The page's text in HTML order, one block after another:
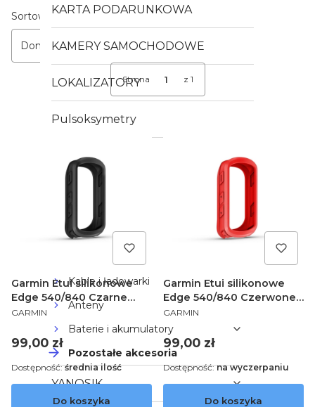
KARTA PODARUNKOWA
KAMERY SAMOCHODOWE
LOKALIZATORY
Pulsoksymetry
AKCESORIA
Folie ochronne
Pokrowce
Czujniki
Kable i ładowarki
Anteny
Baterie i akumulatory
Pozostałe akcesoria
YANOSIK
Lista produktów
Sortowanie:
Domyślne
Strona z 1
Garmin Etui silikonowe
Edge 540/840 Czarne
010-13264-00
PRODUCENT
GARMIN
Cena
99,00 zł
Do koszyka
Dostępność:średnia ilość
Garmin Etui silikonowe
Edge 540/840 Czerwone
010-13264-01
PRODUCENT
GARMIN
Cena
99,00 zł
Do koszyka
Dostępność:na wyczerpaniu